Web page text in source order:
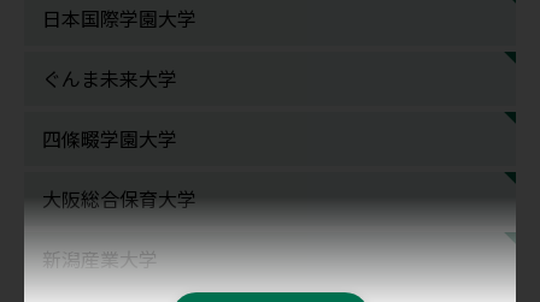
日本国際学園大学
ぐんま未来大学
四條畷学園大学
大阪総合保育大学
新潟産業大学